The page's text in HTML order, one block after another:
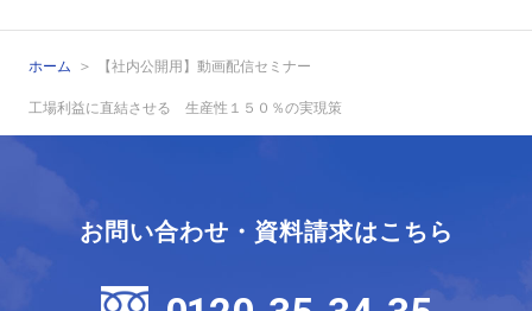
ホーム 【社内公開用】動画配信セミナー
工場利益に直結させる 生産性１５０％の実現策
お問い合わせ・資料請求はこちら